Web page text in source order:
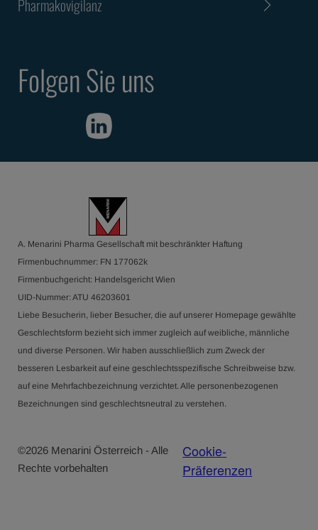
Pharmakovigilanz
Folgen Sie uns
A. Menarini Pharma Gesellschaft mit beschränkter Haftung
Firmenbuchnummer: FN 177062k
Firmenbuchgericht: Handelsgericht Wien
UID-Nummer: ATU 46203601
Liebe Besucherin, lieber Besucher, die auf unserer Homepage gewählte
Geschlechtsform bezieht sich immer zugleich auf weibliche, männliche
und diverse Personen. Wir haben ausschließlich zum Zweck der
besseren Lesbarkeit auf eine geschlechtsspezifische Schreibweise bzw.
auf eine Mehrfachbezeichnung verzichtet. Alle personenbezogenen
Bezeichnungen sind geschlechtsneutral zu verstehen.
©2026 Menarini Österreich - Alle
Rechte vorbehalten
Cookie-
Präferenzen